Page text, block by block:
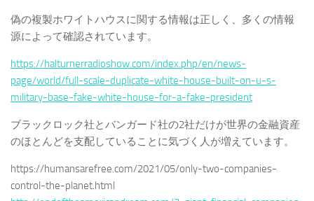
偽の複製ホワイトハウスに関する情報は正しく、多くの情報
源によって確認されています。
https://halturnerradioshow.com/index.php/en/news-
page/world/full-scale-duplicate-white-house-built-on-u-s-
military-base-fake-white-house-for-a-fake-president
ブラックロック社とバンガード社の2社だけが世界の金融資産
のほとんどを支配していることに気づく人が増えています。
https://humansarefree.com/2021/05/only-two-companies-
control-the-planet.html